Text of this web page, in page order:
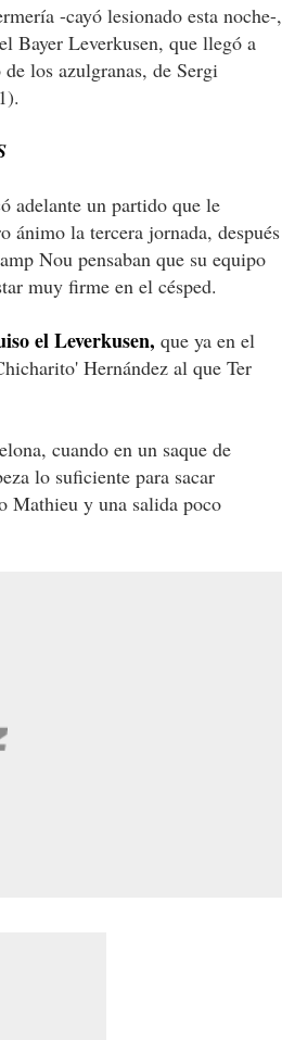
-cayó lesionado esta noche-,
Bayer Leverkusen, que llegó a
los azulgranas, de Sergi
adelante un partido que le
ánimo la tercera jornada, después
Nou pensaban que su equipo
muy firme en el césped.
el Leverkusen, que ya en el
Hernández al que Ter
cuando en un saque de
lo suficiente para sacar
Mathieu y una salida poco